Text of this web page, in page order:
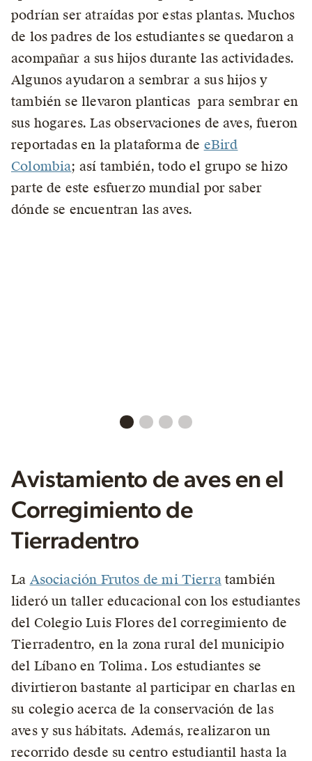
podrían ser atraídas por estas plantas. Muchos
de los padres de los estudiantes se quedaron a
acompañar a sus hijos durante las actividades.
Algunos ayudaron a sembrar a sus hijos y
también se llevaron planticas para sembrar en
sus hogares. Las observaciones de aves, fueron
reportadas en la plataforma de eBird
Colombia; así también, todo el grupo se hizo
parte de este esfuerzo mundial por saber
dónde se encuentran las aves.
Avistamiento de aves en el
Corregimiento de
Tierradentro
La Asociación Frutos de mi Tierratambién
lideró un taller educacional con los estudiantes
del Colegio Luis Flores del corregimiento de
Tierradentro, en la zona rural del municipio
del Líbano en Tolima. Los estudiantes se
divirtieron bastante al participar en charlas en
su colegio acerca de la conservación de las
aves y sus hábitats. Además, realizaron un
recorrido desde su centro estudiantil hasta la